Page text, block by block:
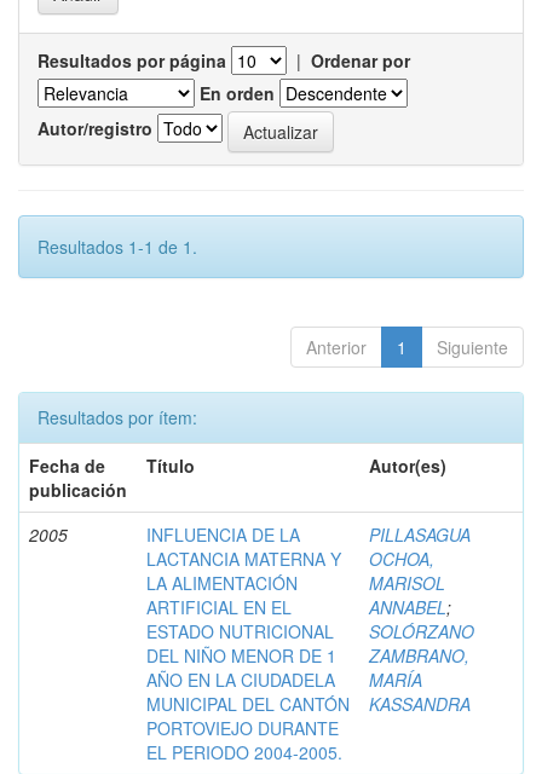
Resultados por página | Ordenar por
En orden
Autor/registro
Resultados 1-1 de 1.
Anterior 1 Siguiente
Resultados por ítem:
Fecha de
publicación
Título Autor(es)
2005
INFLUENCIA DE LA
LACTANCIA MATERNA Y
LA ALIMENTACIÓN
ARTIFICIAL EN EL
ESTADO NUTRICIONAL
DEL NIÑO MENOR DE 1
AÑO EN LA CIUDADELA
MUNICIPAL DEL CANTÓN
PORTOVIEJO DURANTE
EL PERIODO 2004-2005.
PILLASAGUA
OCHOA,
MARISOL
ANNABEL;
SOLÓRZANO
ZAMBRANO,
MARÍA
KASSANDRA